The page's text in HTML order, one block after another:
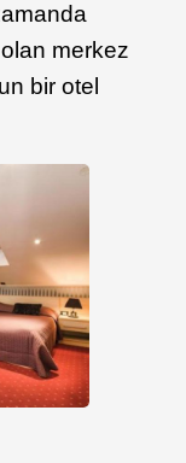
merkez
bir otel